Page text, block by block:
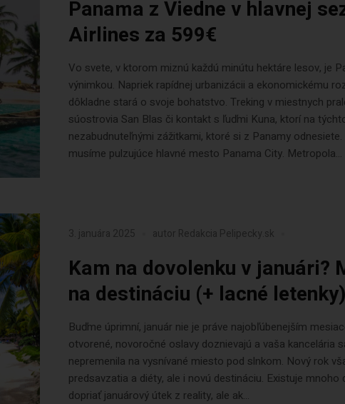
Panama z Viedne v hlavnej
Airlines za 599€
Vo svete, v ktorom miznú každú minútu hektáre lesov, je
výnimkou. Napriek rapídnej urbanizácii a ekonomickému
dôkladne stará o svoje bohatstvo. Treking v miestnych
súostrovia San Blas či kontakt s ľuďmi Kuna, ktorí na
nezabudnuteľnými zážitkami, ktoré si z Panamy
musíme pulzujúce hlavné mesto Panama City. Metropola...
3. januára 2025 autor Redakcia Pelipecky.sk
Kam na dovolenku v januári?
na destináciu (+ lacné letenky)
Buďme úprimní, január nie je práve najobľúbenejším
otvorené, novoročné oslavy doznievajú a vaša kancelária
nepremenila na vysnívané miesto pod slnkom. Nový rok
predsavzatia a diéty, ale i novú destináciu. Existuje
dopriať januárový útek z reality, ale ak...